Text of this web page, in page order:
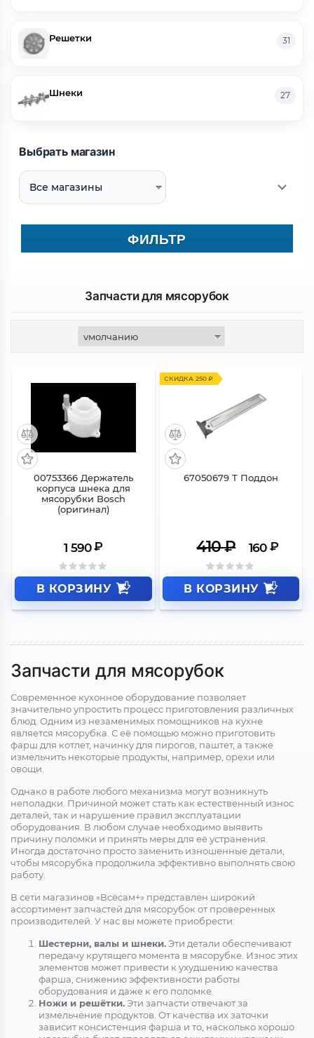
Решетки 31
Шнеки 27
Выбрать магазин
ФИЛЬТР
Запчасти для мясорубок
00753366 Держатель
корпуса шнека для
мясорубки Bosch
(оригинал)
1 590 ₽
В КОРЗИНУ
67050679 Т Поддон
410₽ 160 ₽
В КОРЗИНУ
Запчасти для мясорубок
Современное кухонное оборудование позволяет
значительно упростить процесс приготовления различных
блюд. Одним из незаменимых помощников на кухне
является мясорубка. С её помощью можно приготовить
фарш для котлет, начинку для пирогов, паштет, а также
измельчить некоторые продукты, например, орехи или
овощи.
Однако в работе любого механизма могут возникнуть
неполадки. Причиной может стать как естественный износ
деталей, так и нарушение правил эксплуатации
оборудования. В любом случае необходимо выявить
причину поломки и принять меры для её устранения.
Иногда достаточно просто заменить изношенные детали,
чтобы мясорубка продолжила эффективно выполнять свою
работу.
В сети магазинов «Всёсам+» представлен широкий
ассортимент запчастей для мясорубок от проверенных
производителей. У нас вы можете приобрести:
Шестерни, валы и шнеки.Эти детали обеспечивают
передачу крутящего момента в мясорубке. Износ этих
элементов может привести к ухудшению качества
фарша, снижению эффективности работы
оборудования и даже к его поломке.
Ножи и решётки.Эти запчасти отвечают за
измельчение продуктов. От качества их заточки
зависит консистенция фарша и то, насколько хорошо